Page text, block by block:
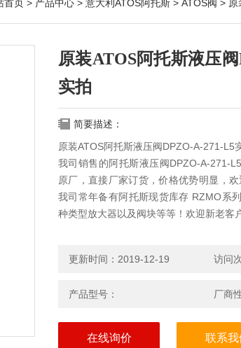
首页 > 产品中心 > 意大利ATOS阿托斯 > ATOS阀 > 原装
原装ATOS阿托斯液压
实拍
简要描述：
原装ATOS阿托斯液压阀DPZO-A-271-L5
我司销售的阿托斯液压阀DPZO-A-271-
原厂，直接厂家订货，价格优势明显，
我司常年备有阿托斯现货库存 RZMO系
种类型放大器以及阀块等等！欢迎新老客
更新时间：2019-12-19 访问
产品型号： 厂商
在线询价 联系我